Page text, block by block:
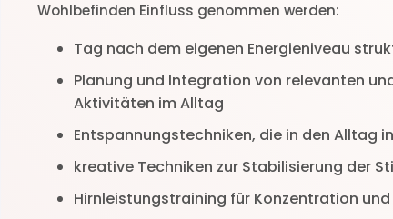
Wohlbefinden Einfluss genommen werden:
Tag nach dem eigenen Energieniveau
Planung und Integration von relevanten
Aktivitäten im Alltag
Entspannungstechniken, die in den Alltag
kreative Techniken zur Stabilisierung der
Hirnleistungstraining für Konzentration